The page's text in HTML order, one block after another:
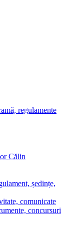
regulamente
Călin
ședințe,
comunicate
concursuri